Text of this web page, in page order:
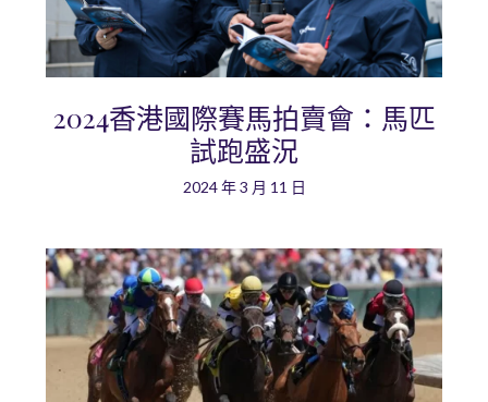
2024香港國際賽馬拍賣會：馬匹
試跑盛況
2024 年 3 月 11 日